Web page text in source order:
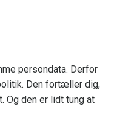
persondata. Derfor
Den fortæller dig,
Og den er lidt tung at